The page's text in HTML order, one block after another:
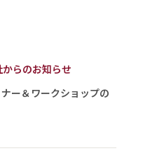
らのお知らせ
ー＆ワークショップの